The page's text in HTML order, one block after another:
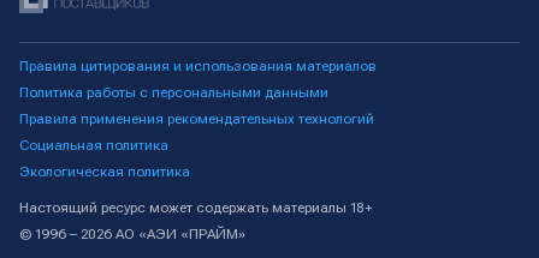
Правила цитирования и использования материалов
Политика работы с персональными данными
Правила применения рекомендательных технологий
Социальная политика
Экологическая политика
Настоящий ресурс может содержать материалы 18+
© 1996 – 2026 АО «АЭИ «ПРАЙМ»